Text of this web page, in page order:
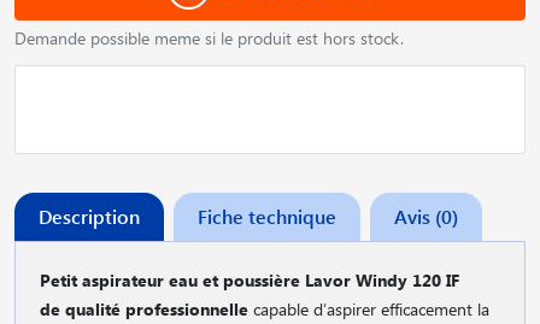
Demande possible meme si le produit est hors stock.
Description Fiche technique Avis (0)
Petit aspirateur eau et poussière Lavor Windy 120 IF
de qualité professionnelle capable d′aspirer efficacement la